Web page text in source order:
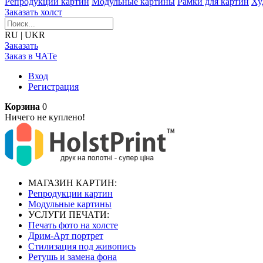
Заказать холст
RU | UKR
Заказать
Заказ в ЧАТе
Вход
Регистрация
Корзина 0
Ничего не куплено!
МАГАЗИН КАРТИН:
Репродукции картин
Модульные картины
УСЛУГИ ПЕЧАТИ:
Печать фото на холсте
Дрим-Арт портрет
Стилизация под живопись
Ретушь и замена фона